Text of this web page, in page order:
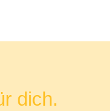
dich.